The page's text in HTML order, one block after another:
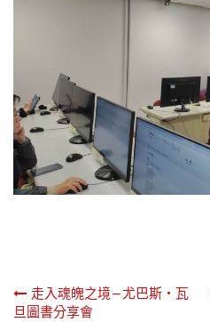
文走入魂魄之境—尤巴斯・瓦
旦圖書分享會